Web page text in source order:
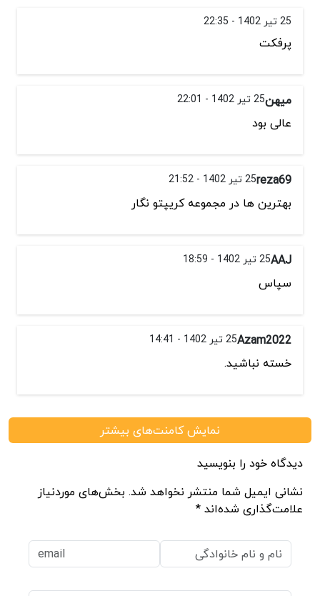
25 تیر 1402 - 22:35
پرفکت
میهن25 تیر 1402 - 22:01
عالی بود
reza6925 تیر 1402 - 21:52
بهترین ها در مجموعه کریپتو نگار
AAJ25 تیر 1402 - 18:59
سپاس
Azam202225 تیر 1402 - 14:41
خسته نباشید.
نمایش کامنت‌های بیشتر
دیدگاه خود را بنویسید
نشانی ایمیل شما منتشر نخواهد شد. بخش‌های موردنیاز
علامت‌گذاری شده‌اند *